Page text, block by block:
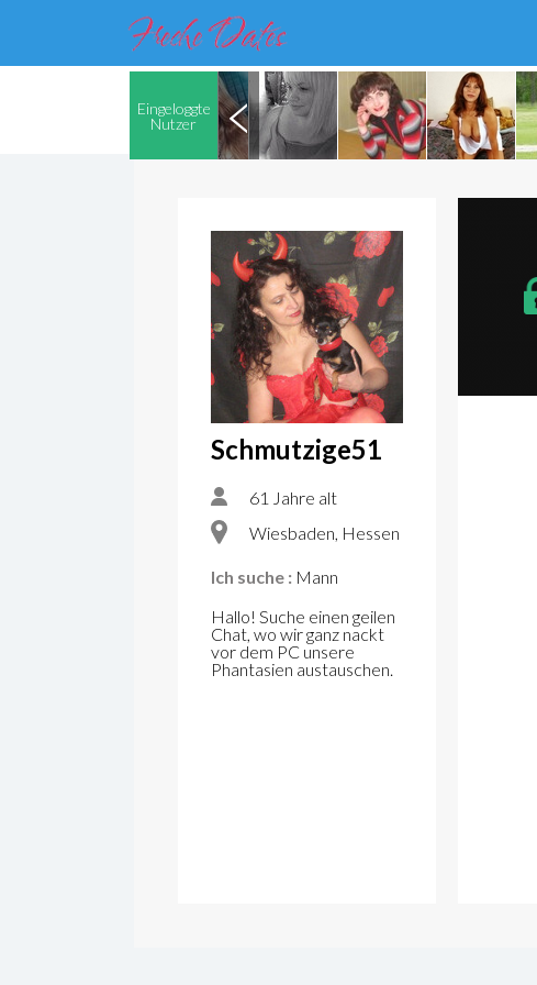
Eingeloggte
Nutzer
Schmutzige51
61 Jahre alt
Wiesbaden, Hessen
Ich suche : Mann
Hallo! Suche einen geilen
Chat, wo wir ganz nackt
vor dem PC unsere
Phantasien austauschen.